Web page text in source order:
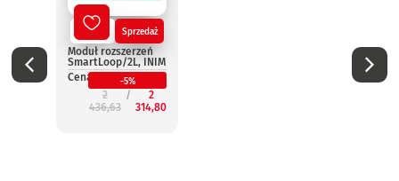
Nowy Sprzedaż
Moduł rozszerzeń
SmartLoop/2L, INIM
Cena:
-5%
2
436,63
2
314,80
INIM